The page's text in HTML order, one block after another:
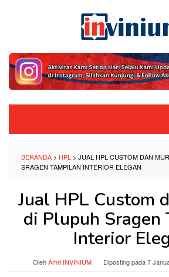
BERANDA > HPL > JUAL HPL CUSTOM DAN
SRAGEN TAMPILAN INTERIOR ELEGAN
Jual HPL Custom
di Plupuh Sragen
Interior
OlehAmri INVINIUM Diposting pada7